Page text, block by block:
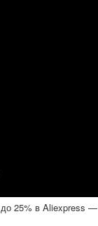
до 25% в Aliexpress —